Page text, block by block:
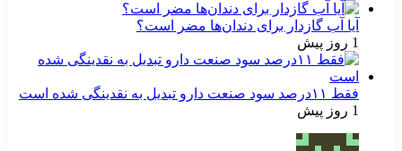
آیا آب گازدار برای دندان‌ها مضر است؟
1 روز پیش
فقط ۱۱‌درصد سود صنعت دارو تبدیل به نقدینگی شده است
1 روز پیش